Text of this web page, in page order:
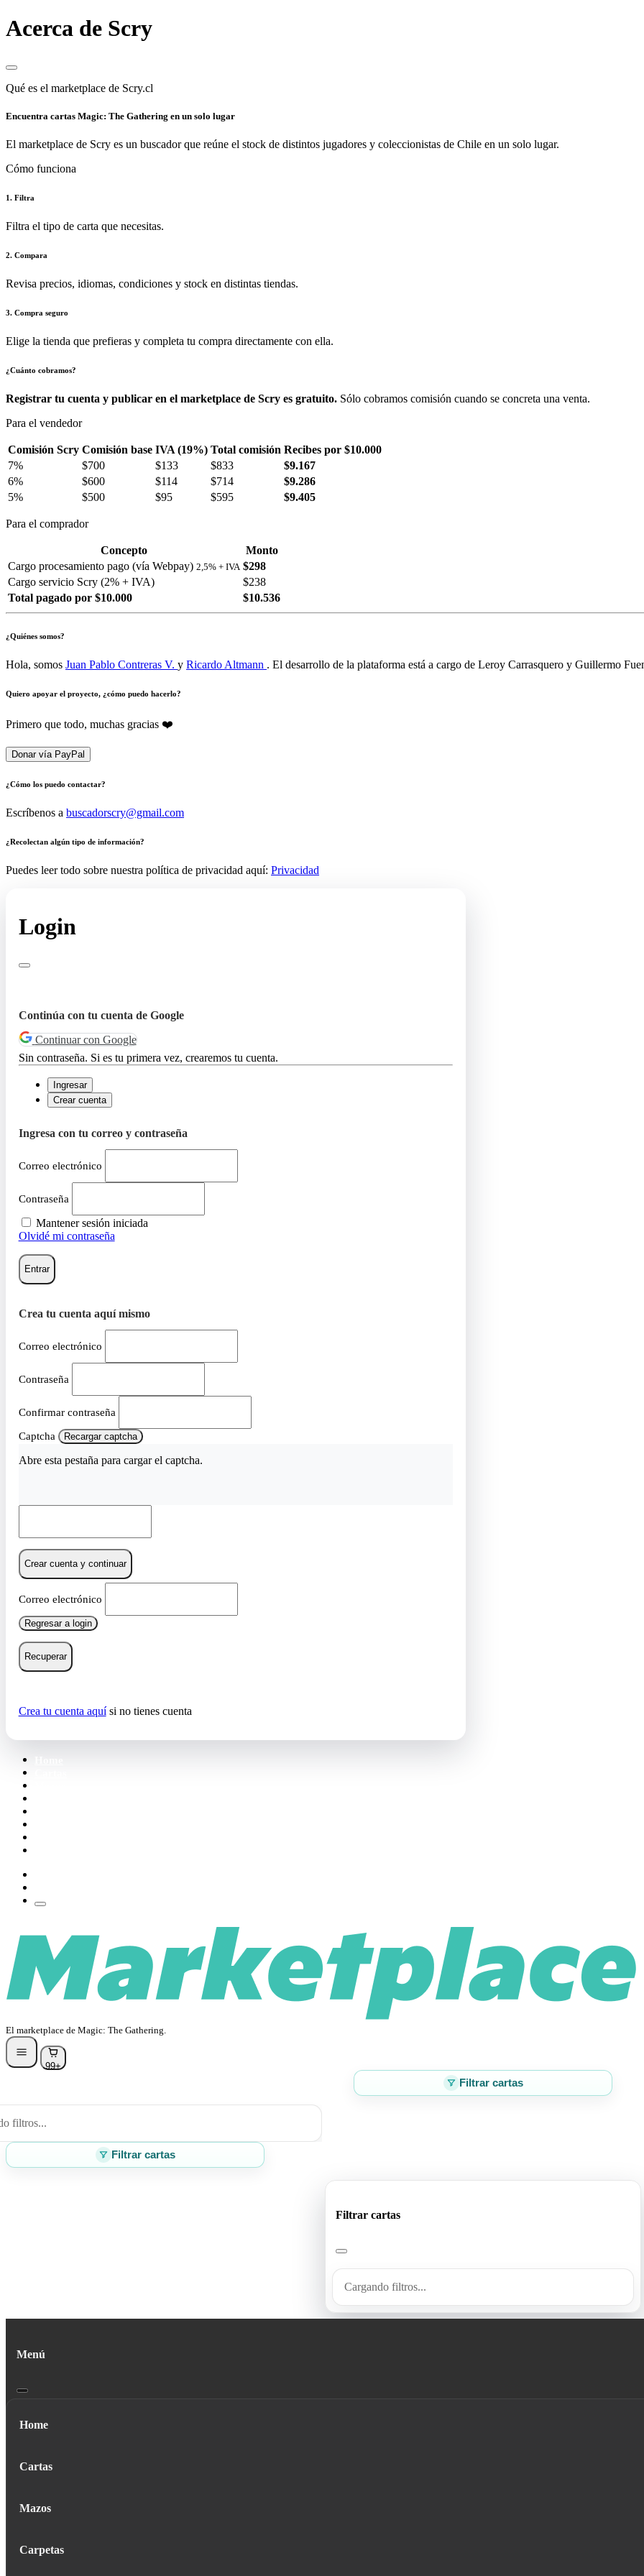
Acerca de Scry
Qué es el marketplace de Scry.cl
Encuentra cartas Magic: The Gathering en un solo lugar
El marketplace de Scry es un buscador que reúne el stock de distintos jugadores y coleccionistas de Chile en un solo lugar.
Cómo funciona
1. Filtra
Filtra el tipo de carta que necesitas.
2. Compara
Revisa precios, idiomas, condiciones y stock en distintas tiendas.
3. Compra seguro
Elige la tienda que prefieras y completa tu compra directamente con ella.
¿Cuánto cobramos?
Registrar tu cuenta y publicar en el marketplace de Scry es gratuito. Sólo cobramos comisión cuando se concreta una venta.
Para el vendedor
Comisión Scry Comisión base IVA (19%) Total comisión Recibes por $10.000
7%
$700 $133 $833
$9.167
6%
$600 $114 $714
$9.286
5%
$500 $95 $595 $9.405
Para el comprador
Concepto
Monto
Cargo procesamiento pago (vía Webpay) 2,5% + IVA $298
Cargo servicio Scry (2% + IVA)
$238
Total pagado por $10.000
$10.536
¿Quiénes somos?
Hola, somos Juan Pablo Contreras V. y Ricardo Altmann . El desarrollo de la plataforma está a cargo de Leroy Carrasquero y Guillermo
Quiero apoyar el proyecto, ¿cómo puedo hacerlo?
Primero que todo, muchas gracias ❤️
Donar vía PayPal
¿Cómo los puedo contactar?
Escríbenos a buscadorscry@gmail.com
¿Recolectan algún tipo de información?
Puedes leer todo sobre nuestra política de privacidad aquí: Privacidad
Login
Continúa con tu cuenta de Google
Continuar con Google
Sin contraseña. Si es tu primera vez, crearemos tu cuenta.
Ingresar
Crear cuenta
Ingresa con tu correo y contraseña
Correo electrónico
Contraseña
Mantener sesión iniciada
Olvidé mi contraseña
Entrar
Crea tu cuenta aquí mismo
Correo electrónico
Contraseña
Confirmar contraseña
Captcha Recargar captcha
Abre esta pestaña para cargar el captcha.
Crear cuenta y continuar
Correo electrónico
Regresar a login
Recuperar
Crea tu cuenta aquísi no tienes cuenta
El marketplace de Magic: The Gathering.
99+
Filtrar cartas
filtros...
Filtrar cartas
Filtrar cartas
Cargando filtros...
Menú
Home
Cartas
Mazos
Carpetas